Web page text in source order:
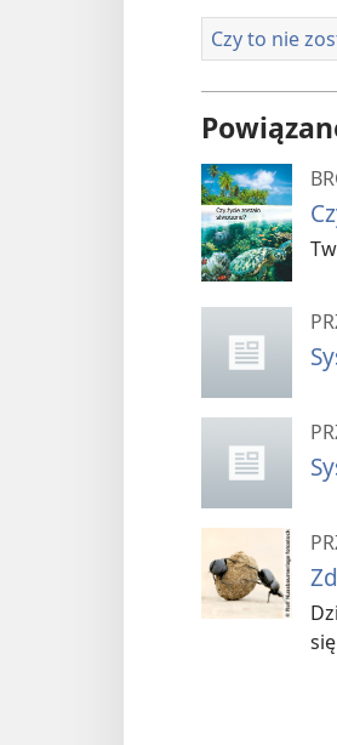
Czy to nie